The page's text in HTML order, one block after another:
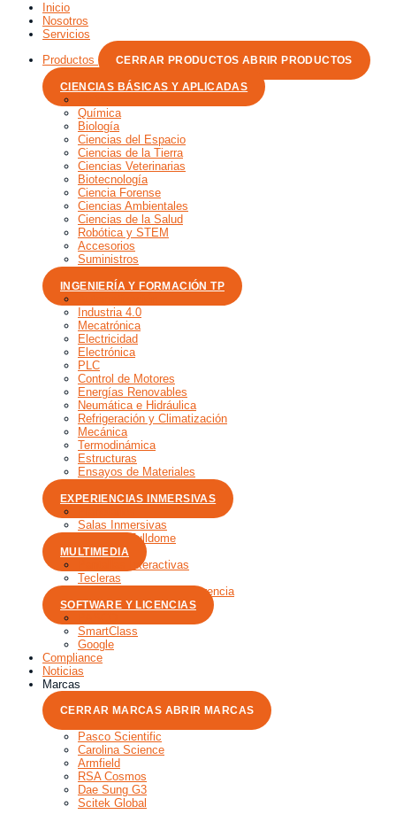
Inicio
Nosotros
Servicios
Productos
CERRAR PRODUCTOS ABRIR PRODUCTOS
CIENCIAS BÁSICAS Y APLICADAS
Química
Biología
Ciencias del Espacio
Ciencias de la Tierra
Ciencias Veterinarias
Biotecnología
Ciencia Forense
Ciencias Ambientales
Ciencias de la Salud
Robótica y STEM
Accesorios
Suministros
INGENIERÍA Y FORMACIÓN TP
Industria 4.0
Mecatrónica
Electricidad
Electrónica
PLC
Control de Motores
Energías Renovables
Neumática e Hidráulica
Refrigeración y Climatización
Mecánica
Termodinámica
Estructuras
Ensayos de Materiales
EXPERIENCIAS INMERSIVAS
Salas Inmersivas
Películas Fulldome
MULTIMEDIA
Pantallas Interactivas
Tecleras
Sistemas de Videoconferencia
SOFTWARE Y LICENCIAS
SmartClass
Google
Compliance
Noticias
Marcas
CERRAR MARCAS ABRIR MARCAS
Pasco Scientific
Carolina Science
Armfield
RSA Cosmos
Dae Sung G3
Scitek Global